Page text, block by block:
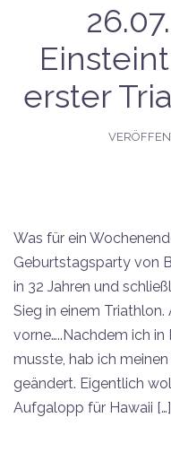
erster
Was für ein
Geburtstagsparty von
in 32 Jahren und
Sieg in einem
vorne…..Nachdem ich
musste, hab ich
geändert. Eigentlich
Aufgalopp für Hawaii […]